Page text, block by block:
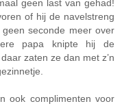
geen last van gehad!
of hij de navelstreng
seconde meer over
papa knipte hij de
zaten ze dan met z’n
ook complimenten voor